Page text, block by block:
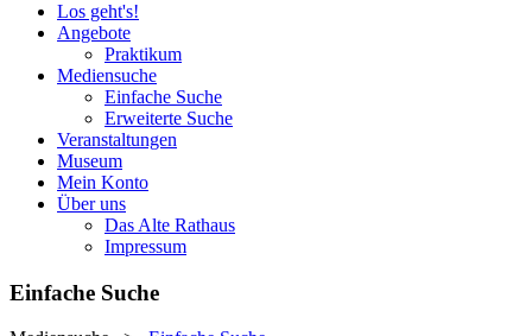
Los geht's!
Angebote
Praktikum
Mediensuche
Einfache Suche
Erweiterte Suche
Veranstaltungen
Museum
Mein Konto
Über uns
Das Alte Rathaus
Impressum
Einfache Suche